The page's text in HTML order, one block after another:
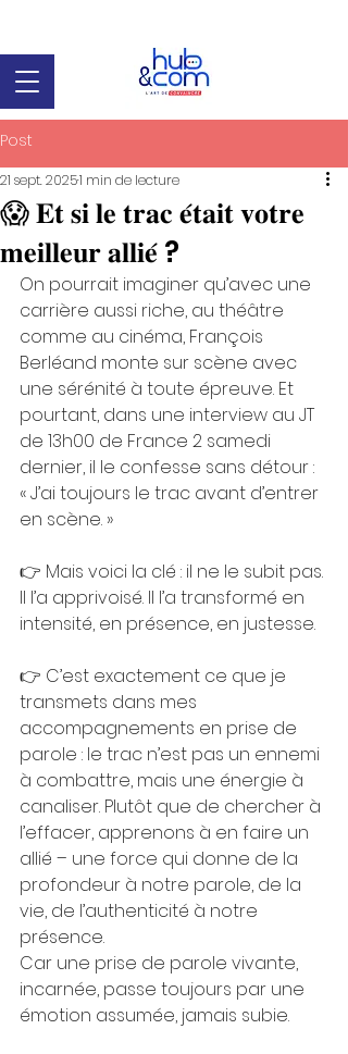
Post
😱 𝐄𝐭 𝐬𝐢 𝐥𝐞 𝐭𝐫𝐚𝐜 𝐞́𝐭𝐚𝐢𝐭 𝐯𝐨𝐭𝐫𝐞
𝐦𝐞𝐢𝐥𝐥𝐞𝐮𝐫 𝐚𝐥𝐥𝐢𝐞́ ?
21 sept. 20251 min de lecture
On pourrait imaginer qu’avec une
carrière aussi riche, au théâtre
comme au cinéma, François
Berléand monte sur scène avec
une sérénité à toute épreuve. Et
pourtant, dans une interview au JT
de 13h00 de France 2 samedi
dernier, il le confesse sans détour :
« J’ai toujours le trac avant d’entrer
en scène. »
👉 Mais voici la clé : il ne le subit pas.
Il l’a apprivoisé. Il l’a transformé en
intensité, en présence, en justesse.
👉 C’est exactement ce que je
transmets dans mes
accompagnements en prise de
parole : le trac n’est pas un ennemi
à combattre, mais une énergie à
canaliser. Plutôt que de chercher à
l’effacer, apprenons à en faire un
allié – une force qui donne de la
profondeur à notre parole, de la
vie, de l’authenticité à notre
présence.
Car une prise de parole vivante,
incarnée, passe toujours par une
émotion assumée, jamais subie.